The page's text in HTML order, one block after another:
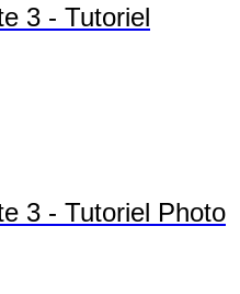
3 - Tutoriel
3 - Tutoriel Photo